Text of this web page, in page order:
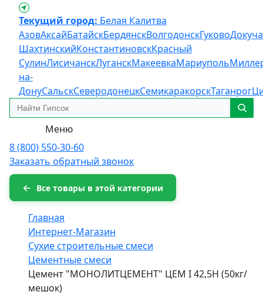
Текущий город: Белая Калитва
АзовАксайБатайскБердянскВолгодонскГуково
ШахтинскийКонстантиновскКрасный
СулинЛисичанскЛуганскМакеевкаМариуполь
на-
ДонуСальскСеверодонецкСемикаракорскТаганрог
Меню
8 (800) 550-30-60
Заказать обратный звонок
Все товары в этой категории
Главная
Интернет-Магазин
Сухие строительные смеси
Цементные смеси
Цемент "МОНОЛИТЦЕМЕНТ" ЦЕМ I 42,5Н (50кг/
мешок)